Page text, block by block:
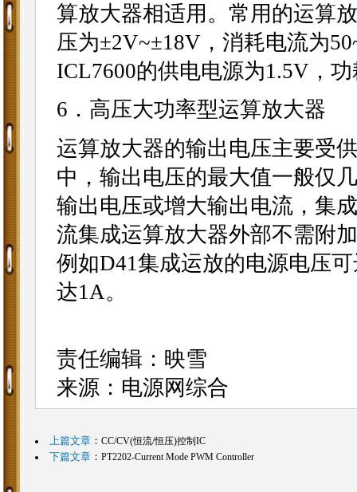
算放大器相适用。常用的运算
压为±2V~±18V，消耗电流为
ICL7600的供电电源为1.5V，
6．高压大功率型运算放大器
运算放大器的输出电压主要受
中，输出电压的最大值一般仅
输出电压或增大输出电流，集
流集成运算放大器外部不需附
例如D41集成运放的电源电压
达1A。
责任编辑：映雪
来源：电源网综合
上篇文章： CC/CV(恒流/恒压)控制IC
下篇文章： PT2202-Current Mode PWM Controller